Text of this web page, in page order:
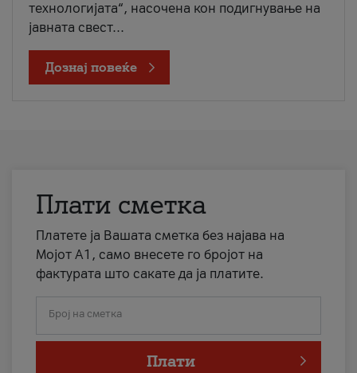
технологијата“, насочена кон подигнување на
јавната свест...
Дознај повеќе
Плати сметка
Платете ја Вашата сметка без најава на
Мојот А1, само внесете го бројот на
фактурата што сакате да ја платите.
Број на сметка
Плати